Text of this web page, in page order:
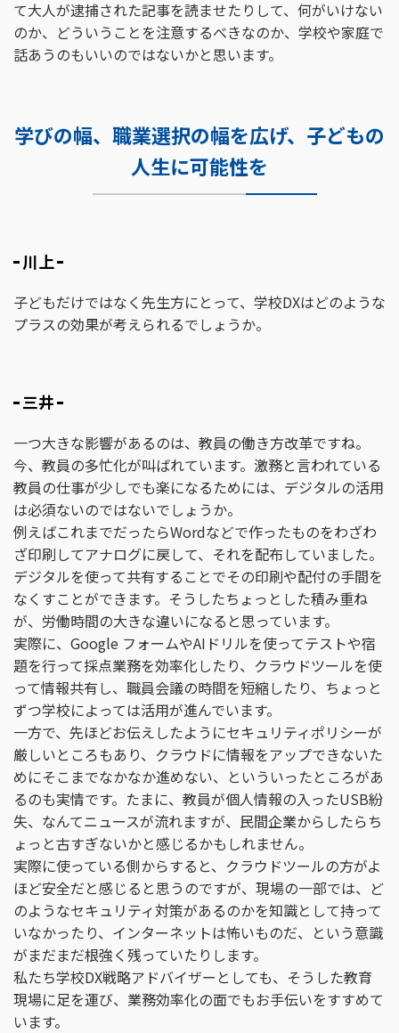
て大人が逮捕された記事を読ませたりして、何がいけない
のか、どういうことを注意するべきなのか、学校や家庭で
話あうのもいいのではないかと思います。
学びの幅、職業選択の幅を広げ、子どもの
人生に可能性を
川上
子どもだけではなく先生方にとって、学校DXはどのような
プラスの効果が考えられるでしょうか。
三井
一つ大きな影響があるのは、教員の働き方改革ですね。
今、教員の多忙化が叫ばれています。激務と言われている
教員の仕事が少しでも楽になるためには、デジタルの活用
は必須ないのではないでしょうか。
例えばこれまでだったらWordなどで作ったものをわざわ
ざ印刷してアナログに戻して、それを配布していました。
デジタルを使って共有することでその印刷や配付の手間を
なくすことができます。そうしたちょっとした積み重ね
が、労働時間の大きな違いになると思っています。
実際に、Google フォームやAIドリルを使ってテストや宿
題を行って採点業務を効率化したり、クラウドツールを使
って情報共有し、職員会議の時間を短縮したり、ちょっと
ずつ学校によっては活用が進んでいます。
一方で、先ほどお伝えしたようにセキュリティポリシーが
厳しいところもあり、クラウドに情報をアップできないた
めにそこまでなかなか進めない、といういったところがあ
るのも実情です。たまに、教員が個人情報の入ったUSB紛
失、なんてニュースが流れますが、民間企業からしたらち
ょっと古すぎないかと感じるかもしれません。
実際に使っている側からすると、クラウドツールの方がよ
ほど安全だと感じると思うのですが、現場の一部では、ど
のようなセキュリティ対策があるのかを知識として持って
いなかったり、インターネットは怖いものだ、という意識
がまだまだ根強く残っていたりします。
私たち学校DX戦略アドバイザーとしても、そうした教育
現場に足を運び、業務効率化の面でもお手伝いをすすめて
います。